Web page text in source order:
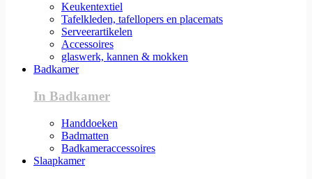
Keukentextiel
Tafelkleden, tafellopers en placemats
Serveerartikelen
Accessoires
glaswerk, kannen & mokken
Badkamer
In Badkamer
Handdoeken
Badmatten
Badkameraccessoires
Slaapkamer